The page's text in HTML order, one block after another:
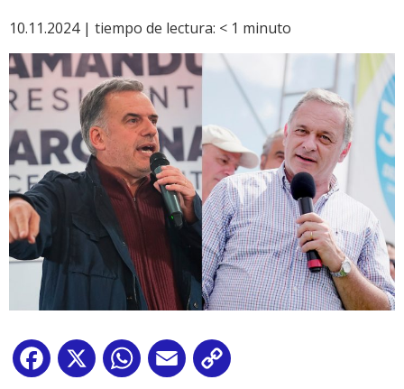
10.11.2024 | tiempo de lectura: < 1 minuto
Facebook
X WhatsApp
Email